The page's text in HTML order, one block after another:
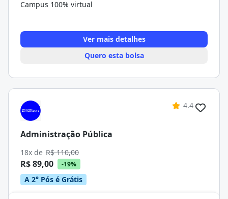
Campus 100% virtual
Ver mais detalhes
Quero esta bolsa
4.4
Administração Pública
18x de R$ 110,00
R$ 89,00 -19%
A 2° Pós é Grátis